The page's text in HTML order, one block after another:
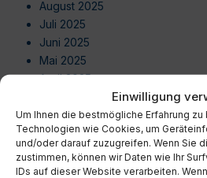
Einwilligung
Um Ihnen die bestmögliche Erfahrung
Technologien wie Cookies, um
und/oder darauf zuzugreifen. Wenn Sie
zustimmen, können wir Daten wie Ihr
IDs auf dieser Website verarbeiten.
August 2025
Juli 2025
Juni 2025
Mai 2025
April 2025
Februar 2025
Januar 2025
Dezember 2024
November 2024